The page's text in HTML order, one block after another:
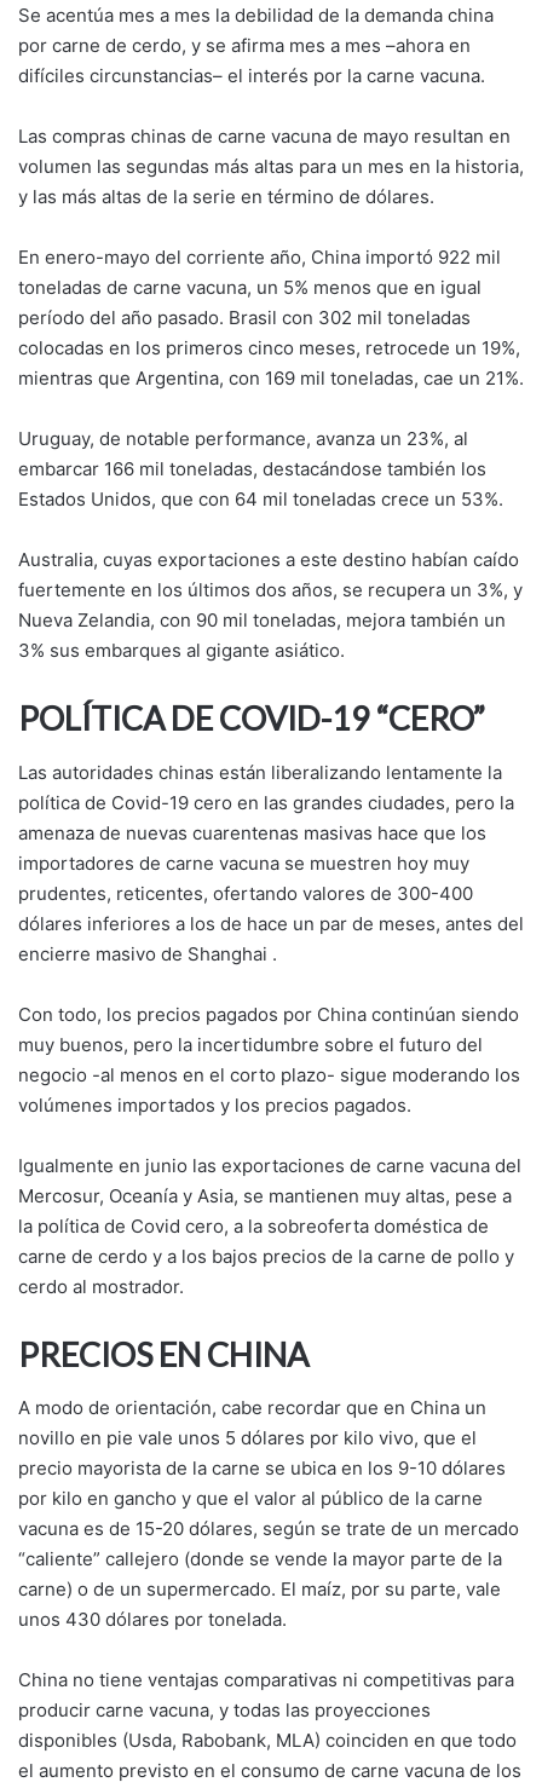
Se acentúa mes a mes la debilidad de la demanda china
por carne de cerdo, y se afirma mes a mes –ahora en
difíciles circunstancias– el interés por la carne vacuna.
Las compras chinas de carne vacuna de mayo resultan en
volumen las segundas más altas para un mes en la historia,
y las más altas de la serie en término de dólares.
En enero-mayo del corriente año, China importó 922 mil
toneladas de carne vacuna, un 5% menos que en igual
período del año pasado. Brasil con 302 mil toneladas
colocadas en los primeros cinco meses, retrocede un 19%,
mientras que Argentina, con 169 mil toneladas, cae un 21%.
Uruguay, de notable performance, avanza un 23%, al
embarcar 166 mil toneladas, destacándose también los
Estados Unidos, que con 64 mil toneladas crece un 53%.
Australia, cuyas exportaciones a este destino habían caído
fuertemente en los últimos dos años, se recupera un 3%, y
Nueva Zelandia, con 90 mil toneladas, mejora también un
3% sus embarques al gigante asiático.
POLÍTICA DE COVID-19 “CERO”
Las autoridades chinas están liberalizando lentamente la
política de Covid-19 cero en las grandes ciudades, pero la
amenaza de nuevas cuarentenas masivas hace que los
importadores de carne vacuna se muestren hoy muy
prudentes, reticentes, ofertando valores de 300-400
dólares inferiores a los de hace un par de meses, antes del
encierre masivo de Shanghai .
Con todo, los precios pagados por China continúan siendo
muy buenos, pero la incertidumbre sobre el futuro del
negocio -al menos en el corto plazo- sigue moderando los
volúmenes importados y los precios pagados.
Igualmente en junio las exportaciones de carne vacuna del
Mercosur, Oceanía y Asia, se mantienen muy altas, pese a
la política de Covid cero, a la sobreoferta doméstica de
carne de cerdo y a los bajos precios de la carne de pollo y
cerdo al mostrador.
PRECIOS EN CHINA
A modo de orientación, cabe recordar que en China un
novillo en pie vale unos 5 dólares por kilo vivo, que el
precio mayorista de la carne se ubica en los 9-10 dólares
por kilo en gancho y que el valor al público de la carne
vacuna es de 15-20 dólares, según se trate de un mercado
“caliente” callejero (donde se vende la mayor parte de la
carne) o de un supermercado. El maíz, por su parte, vale
unos 430 dólares por tonelada.
China no tiene ventajas comparativas ni competitivas para
producir carne vacuna, y todas las proyecciones
disponibles (Usda, Rabobank, MLA) coinciden en que todo
el aumento previsto en el consumo de carne vacuna de los